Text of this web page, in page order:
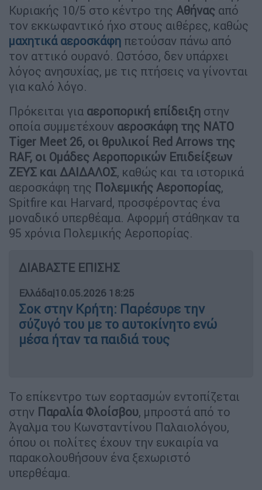
Κυριακής 10/5 στο κέντρο της Αθήνας από
τον εκκωφαντικό ήχο στους αιθέρες, καθώς
μαχητικά αεροσκάφη πετούσαν πάνω από
τον αττικό ουρανό. Ωστόσο, δεν υπάρχει
λόγος ανησυχίας, με τις πτήσεις να γίνονται
για καλό λόγο.
Πρόκειται για αεροπορική επίδειξη στην
οποία συμμετέχουν αεροσκάφη της NATO
Tiger Meet 26, οι θρυλικοί Red Arrows της
RAF, οι Ομάδες Αεροπορικών Επιδείξεων
ΖΕΥΣ και ΔΑΙΔΑΛΟΣ, καθώς και τα ιστορικά
αεροσκάφη της Πολεμικής Αεροπορίας,
Spitfire και Harvard, προσφέροντας ένα
μοναδικό υπερθέαμα. Αφορμή στάθηκαν τα
95 χρόνια Πολεμικής Αεροπορίας.
ΔΙΑΒΑΣΤΕ ΕΠΙΣΗΣ
Ελλάδα|10.05.2026 18:25
Σοκ στην Κρήτη: Παρέσυρε την
σύζυγό του με το αυτοκίνητο ενώ
μέσα ήταν τα παιδιά τους
Το επίκεντρο των εορτασμών εντοπίζεται
στην Παραλία Φλοίσβου, μπροστά από το
Άγαλμα του Κωνσταντίνου Παλαιολόγου,
όπου οι πολίτες έχουν την ευκαιρία να
παρακολουθήσουν ένα ξεχωριστό
υπερθέαμα.